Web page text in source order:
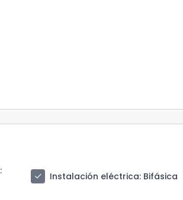
:
check Instalación eléctrica: Bifásica